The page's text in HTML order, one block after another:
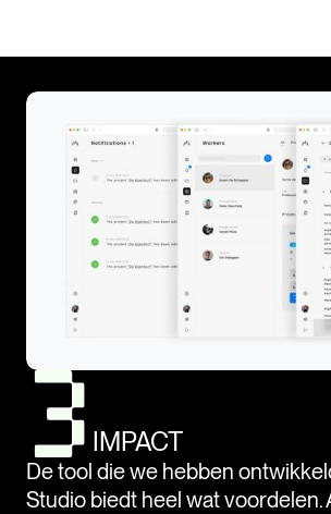
IMPACT
De tool die we hebben
Studio biedt heel wat voordelen.